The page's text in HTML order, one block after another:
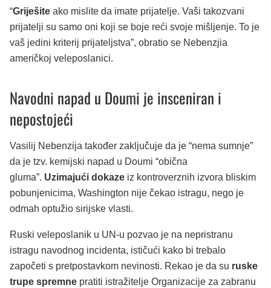
“Griješite ako mislite da imate prijatelje. Vaši takozvani
prijatelji su samo oni koji se boje reći svoje mišljenje. To je
vaš jedini kriterij prijateljstva”, obratio se Nebenzjia
američkoj veleposlanici.
Navodni napad u Doumi je insceniran i
nepostojeći
Vasilij Nebenzija također zaključuje da je “nema sumnje”
da je tzv. kemijski napad u Doumi “obična
gluma”. Uzimajući dokaze iz kontroverznih izvora bliskim
pobunjenicima, Washington nije čekao istragu, nego je
odmah optužio sirijske vlasti.
Ruski veleposlanik u UN-u pozvao je na nepristranu
istragu navodnog incidenta, ističući kako bi trebalo
započeti s pretpostavkom nevinosti. Rekao je da su ruske
trupe spremne pratiti istražitelje Organizacije za zabranu